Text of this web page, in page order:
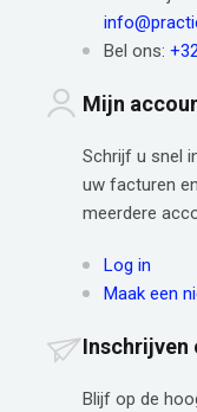
Bel ons:
Mijn
Schrijf u snel
uw facturen
meerdere
Log in
Maak een
Inschrijven
Blijf op de